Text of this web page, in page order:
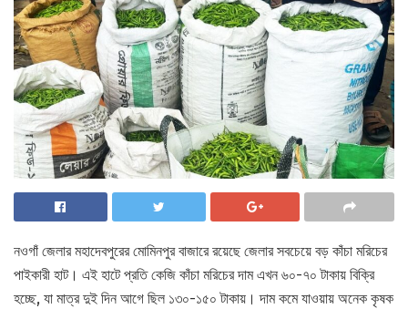
নওগাঁ জেলার মহাদেবপুরের মোমিনপুর বাজারে রয়েছে জেলার সবচেয়ে বড় কাঁচা মরিচের
পাইকারী হাট। এই হাটে প্রতি কেজি কাঁচা মরিচের দাম এখন ৬০-৭০ টাকায় বিক্রি
হচ্ছে, যা মাত্র দুই দিন আগে ছিল ১৩০-১৫০ টাকায়। দাম কমে যাওয়ায় অনেক কৃষক